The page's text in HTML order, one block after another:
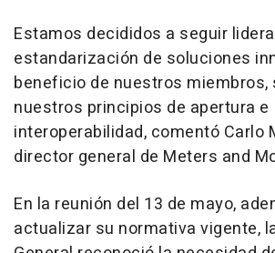
Estamos decididos a seguir
estandarización de soluciones
beneficio de nuestros miembros,
nuestros principios de apertura e
interoperabilidad, comentó Carlo
director general de Meters and
En la reunión del 13 de mayo,
actualizar su normativa vigente,